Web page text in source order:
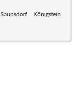
Saupsdorf Königstein